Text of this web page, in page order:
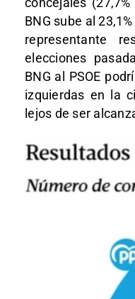
BNG sube al
representante
elecciones
BNG al PSOE
izquierdas en la
lejos de ser